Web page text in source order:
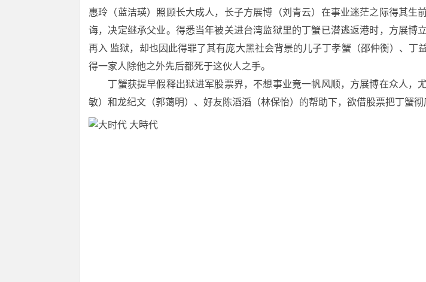
惠玲（蓝洁瑛）照顾长大成人，长子方展博（刘青云）在事业迷茫之际得其生
诲，决定继承父业。得悉当年被关进台湾监狱里的丁蟹已潜逃返港时，方展博
再入 监狱，却也因此得罪了其有庞大黑社会背景的儿子丁孝蟹（邵仲衡）、丁
得一家人除他之外先后都死于这伙人之手。
丁蟹获提早假释出狱进军股票界，不想事业竟一帆风顺，方展博在众人，
敏）和龙纪文（郭蔼明）、好友陈滔滔（林保怡）的帮助下，欲借股票把丁蟹彻